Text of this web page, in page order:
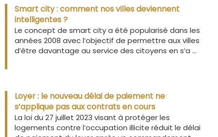
Smart city : comment nos villes deviennent
intelligentes ?
Le concept de smart city a été popularisé dans les
années 2008 avec l’objectif de permettre aux villes
d’être davantage au service des citoyens en s’a ...
Loyer : le nouveau délai de paiement ne
s’applique pas aux contrats en cours
La loi du 27 juillet 2023 visant à protéger les
logements contre l’occupation illicite réduit le délai